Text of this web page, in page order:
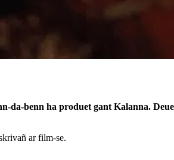
da-benn ha produet gant Kalanna.
ar film-se.